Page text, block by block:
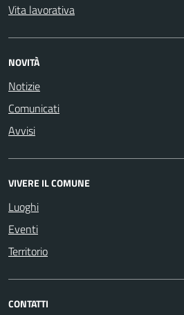
Vita lavorativa
NOVITÀ
Notizie
Comunicati
Avvisi
VIVERE IL COMUNE
Luoghi
Eventi
Territorio
CONTATTI